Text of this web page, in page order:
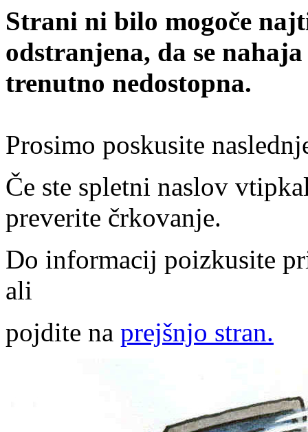
Strani ni bilo mogoče
odstranjena, da se
trenutno nedostopna.
Prosimo poskusite
Če ste spletni naslov
preverite črkovanje.
Do informacij poizkusite
ali
pojdite na prejšnjo stran.